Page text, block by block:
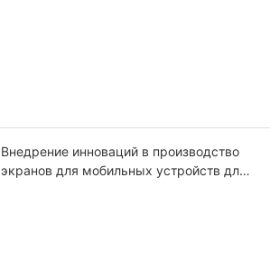
Внедрение инноваций в производство
экранов для мобильных устройств для